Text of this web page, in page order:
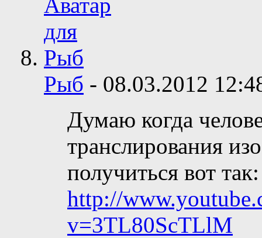
Рыб - 08.03.2012
Думаю когда
транслирования
получиться вот так:
http://
v=3TL80ScTLlM